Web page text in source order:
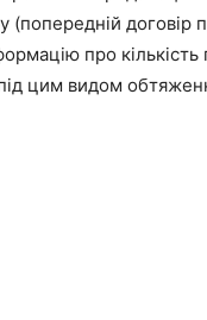
(попередній
про
цим видом